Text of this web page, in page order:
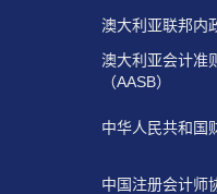
澳大利亚联邦内
澳大利亚会计准
（AASB）
中华人民共和国
中国注册会计师